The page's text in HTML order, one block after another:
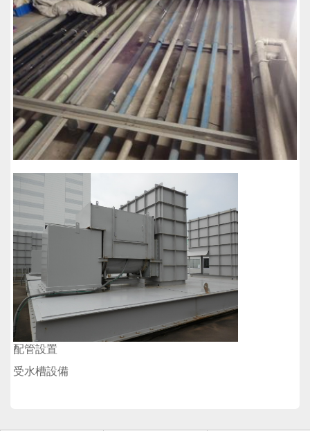
配管設置
受水槽設備